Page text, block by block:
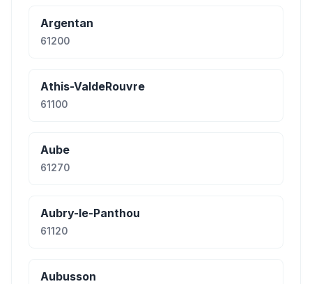
Argentan
61200
Athis-ValdeRouvre
61100
Aube
61270
Aubry-le-Panthou
61120
Aubusson